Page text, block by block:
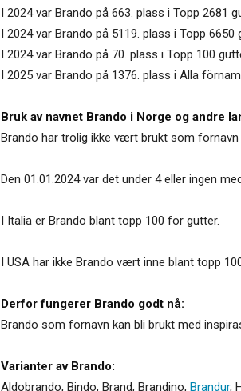
I 2024 var Brando på 663. plass i Topp 2681
I 2024 var Brando på 5119. plass i Topp 6650
I 2024 var Brando på 70. plass i Topp 100
I 2025 var Brando på 1376. plass i Alla
Bruk av navnet Brando i Norge og andre
Brando har trolig ikke vært brukt som fornavn
Den 01.01.2024 var det under 4 eller ingen
I Italia er Brando blant topp 100 for gutter.
I USA har ikke Brando vært inne blant topp
Derfor fungerer Brando godt nå:
Brando som fornavn kan bli brukt med
Varianter av Brando:
Aldobrando, Bindo, Brand, Brandino, Brandur,